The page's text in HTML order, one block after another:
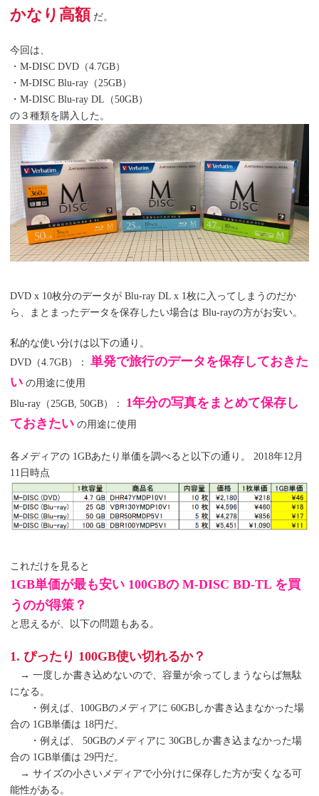
かなり高額 だ。
今回は、
・M-DISC DVD（4.7GB）
・M-DISC Blu-ray（25GB）
・M-DISC Blu-ray DL（50GB）
の３種類を購入した。
DVD x 10枚分のデータが Blu-ray DL x 1枚に入ってしまうのだか
ら、まとまったデータを保存したい場合は Blu-rayの方がお安い。
私的な使い分けは以下の通り。
DVD（4.7GB）： 単発で旅行のデータを保存しておきた
い の用途に使用
Blu-ray（25GB, 50GB）： 1年分の写真をまとめて保存し
ておきたい の用途に使用
各メディアの 1GBあたり単価を調べると以下の通り。 2018年12月
11日時点
これだけを見ると
1GB単価が最も安い 100GBの M-DISC BD-TL を買
うのが得策？
と思えるが、以下の問題もある。
1. ぴったり 100GB使い切れるか？
→ 一度しか書き込めないので、容量が余ってしまうならば無駄
になる。
・例えば、100GBのメディアに 60GBしか書き込まなかった場
合の 1GB単価は 18円だ。
・例えば、 50GBのメディアに 30GBしか書き込まなかった場
合の 1GB単価は 29円だ。
→ サイズの小さいメディアで小分けに保存した方が安くなる可
能性がある。